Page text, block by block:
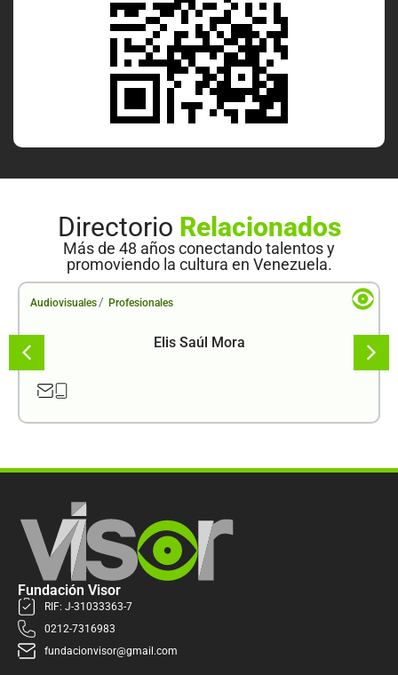
Directorio Relacionados
Más de 48 años conectando talentos y
promoviendo la cultura en Venezuela.
Audiovisuales / Profesionales
Elis Saúl Mora
Fundación Visor
RIF: J-31033363-7
0212-7316983
fundacionvisor@gmail.com